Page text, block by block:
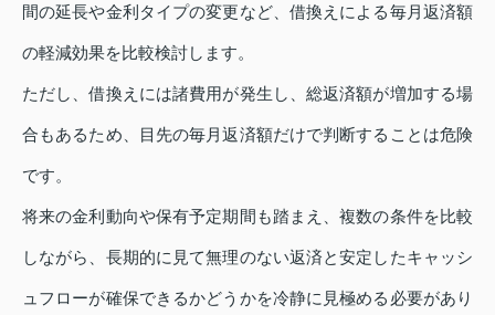
間の延長や金利タイプの変更など、借換えによる毎月返済額
の軽減効果を比較検討します。
ただし、借換えには諸費用が発生し、総返済額が増加する場
合もあるため、目先の毎月返済額だけで判断することは危険
です。
将来の金利動向や保有予定期間も踏まえ、複数の条件を比較
しながら、長期的に見て無理のない返済と安定したキャッシ
ュフローが確保できるかどうかを冷静に見極める必要があり